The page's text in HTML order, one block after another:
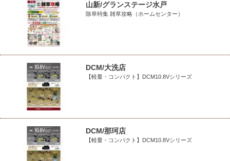
山新/グランステージ水戸
除草特集 雑草攻略（ホームセンター）
DCM/大洗店
【軽量・コンパクト】DCM10.8Vシリーズ
DCM/那珂店
【軽量・コンパクト】DCM10.8Vシリーズ